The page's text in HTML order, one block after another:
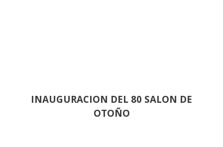
INAUGURACION DEL 80 SALON DE
OTOÑO